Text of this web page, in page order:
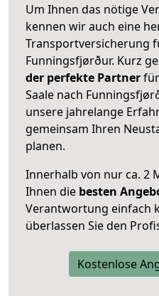
Um Ihnen das nötige
kennen wir auch eine
Transportversicherung
Funningsfjørður. Kurz
der perfekte Partner
Saale nach
unsere jahrelange
gemeinsam Ihren
planen.
Innerhalb von nur ca. 2
Ihnen die besten
Verantwortung einfach
überlassen Sie den
Kostenlose